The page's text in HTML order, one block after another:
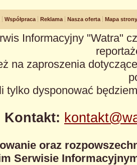
Współpraca Reklama Nasza oferta Mapa strony
Informacyjny "Watra"
na zaproszenia
tylko dysponować
Kontakt:
oraz
Serwisie